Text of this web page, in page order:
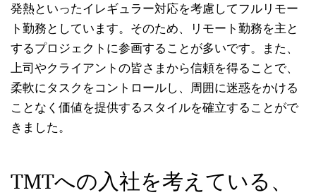
発熱といったイレギュラー対応を考慮してフルリモー
ト勤務としています。そのため、リモート勤務を主と
するプロジェクトに参画することが多いです。また、
上司やクライアントの皆さまから信頼を得ることで、
柔軟にタスクをコントロールし、周囲に迷惑をかける
ことなく価値を提供するスタイルを確立することがで
きました。
TMTへの入社を考えている、